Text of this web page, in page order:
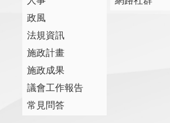
政風
法規資訊
施政計畫
施政成果
議會工作報告
常見問答